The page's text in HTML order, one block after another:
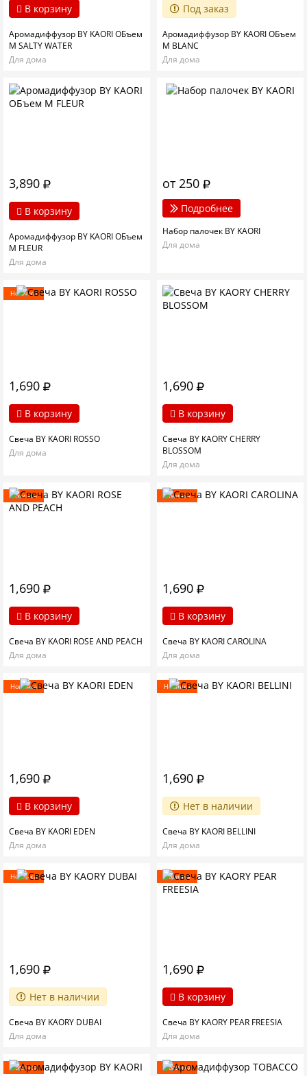
В корзину
Аромадиффузор BY KAORI ОБъем
M SALTY WATER
Для дома
Под заказ
Аромадиффузор BY KAORI ОБъем
M BLANC
Для дома
3,890
В корзину
Аромадиффузор BY KAORI ОБъем
M FLEUR
Для дома
от 250
Подробнее
Набор палочек BY KAORI
Для дома
Новинка
1,690
В корзину
Свеча BY KAORI ROSSO
Для дома
1,690
В корзину
Свеча BY KAORY CHERRY
BLOSSOM
Для дома
Новинка
1,690
В корзину
Свеча BY KAORI ROSE AND PEACH
Для дома
Новинка
1,690
В корзину
Свеча BY KAORI CAROLINA
Для дома
Новинка
1,690
В корзину
Свеча BY KAORI EDEN
Для дома
Новинка
1,690
Нет в наличии
Свеча BY KAORI BELLINI
Для дома
Новинка
1,690
Нет в наличии
Свеча BY KAORY DUBAI
Для дома
Новинка
1,690
В корзину
Свеча BY KAORY PEAR FREESIA
Для дома
Новинка Новинка